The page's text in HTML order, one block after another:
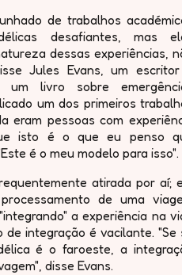
de trabalhos
desafiantes, mas
dessas experiências,
Jules Evans, um
um livro sobre
um dos primeiros
eram pessoas com
isto é o que eu penso
é o meu modelo para isso".
atirada por aí;
de uma
a experiência na
de integração é vacilante. "Se
é o faroeste, a
disse Evans.